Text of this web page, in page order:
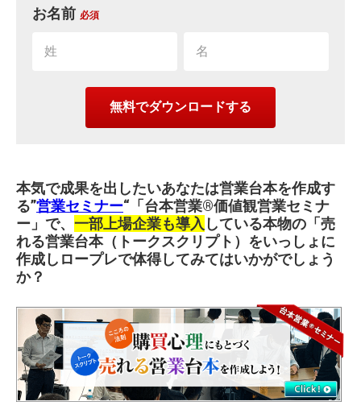
お名前 必須
本気で成果を出したいあなたは営業台本を作成す
る”営業セミナー“「台本営業®︎価値観営業セミナ
ー」で、 一部上場企業も導入 している本物の「売
れる営業台本（トークスクリプト）をいっしょに
作成しロープレで体得してみてはいかがでしょう
か？